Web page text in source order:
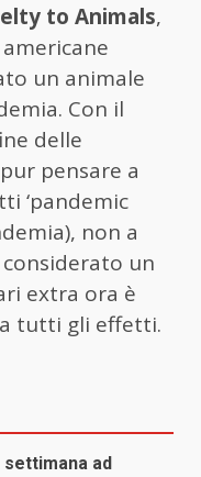
to Animals,
un animale
Con il
delle
pensare a
‘pandemic
non a
un
extra ora è
tutti gli effetti.
settimana ad